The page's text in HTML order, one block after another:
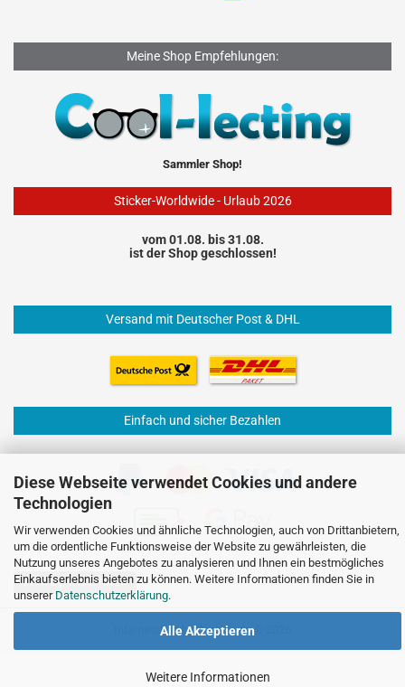
Diese Webseite verwendet Cookies und andere
Technologien
Wir verwenden Cookies und ähnliche Technologien, auch von Drittanbietern,
um die ordentliche Funktionsweise der Website zu gewährleisten, die
Nutzung unseres Angebotes zu analysieren und Ihnen ein bestmögliches
Einkaufserlebnis bieten zu können. Weitere Informationen finden Sie in
unserer Datenschutzerklärung.
Alle Akzeptieren
Weitere Informationen
Meine Shop Empfehlungen:
Sammler Shop!
Sticker-Worldwide - Urlaub 2026
vom 01.08. bis 31.08.
ist der Shop geschlossen!
Versand mit Deutscher Post & DHL
Einfach und sicher Bezahlen
Vertrag widerrufen
Internetshopby Gambio.de © 2026